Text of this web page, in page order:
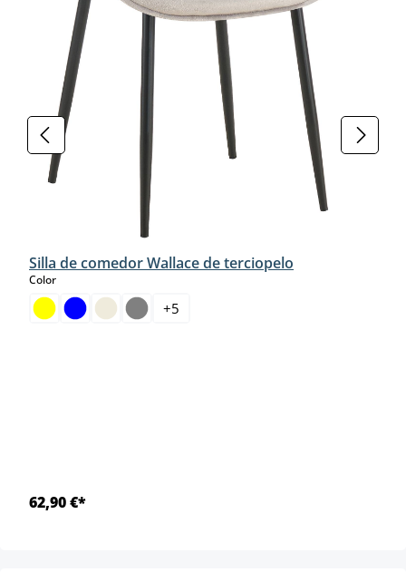
Silla de comedor Wallace de terciopelo
Colorselect
+5
62,90 €*